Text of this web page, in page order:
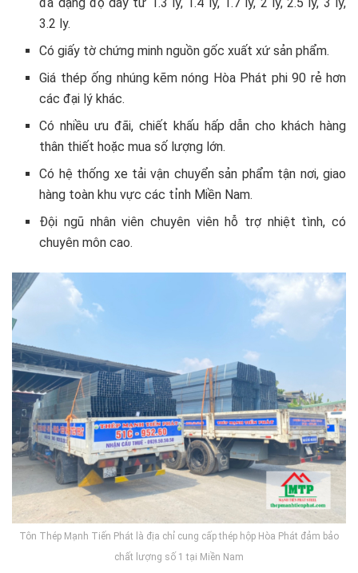
3.2 ly.
Có giấy tờ chứng minh nguồn gốc xuất xứ sản phẩm.
Giá thép ống nhúng kẽm nóng Hòa Phát phi 90 rẻ hơn
các đại lý khác.
Có nhiều ưu đãi, chiết khấu hấp dẫn cho khách hàng
thân thiết hoặc mua số lượng lớn.
Có hệ thống xe tải vận chuyển sản phẩm tận nơi, giao
hàng toàn khu vực các tỉnh Miền Nam.
Đội ngũ nhân viên chuyên viên hỗ trợ nhiệt tình, có
chuyên môn cao.
Tôn Thép Mạnh Tiến Phát là địa chỉ cung cấp thép hộp Hòa Phát đảm bảo
chất lượng số 1 tại Miền Nam